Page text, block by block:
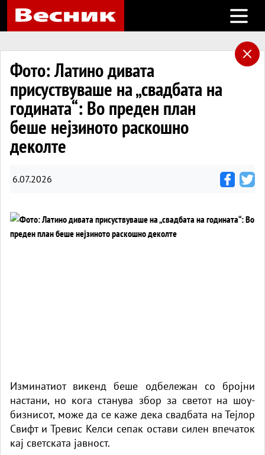
Open
Фото: Латино дивата
присуствуваше на „свадбата на
годината“: Во преден план
беше нејзиното раскошно
деколте
6.07.2026
Изминатиот викенд беше одбележан со бројни
настани, но кога станува збор за светот на шоу-
бизнисот, може да се каже дека свадбата на Тејлор
Свифт и Тревис Келси сепак остави силен впечаток
кај светската јавност.